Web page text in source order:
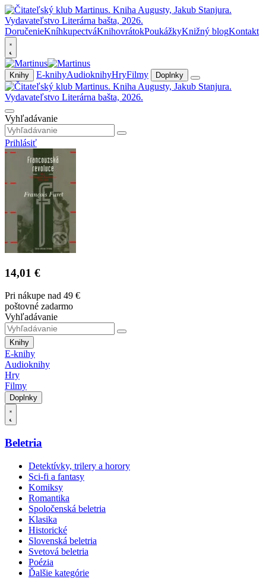
DoručenieKníhkupectváKnihovrátokPoukážkyKnižný blogKontakt
Knihy E-knihyAudioknihyHryFilmy Doplnky
Vyhľadávanie
Prihlásiť
14,01 €
Pri nákupe nad 49 €
poštovné zadarmo
Vyhľadávanie
Knihy
E-knihy
Audioknihy
Hry
Filmy
Doplnky
Beletria
Detektívky, trilery a horory
Sci-fi a fantasy
Komiksy
Romantika
Spoločenská beletria
Klasika
Historické
Slovenská beletria
Svetová beletria
Poézia
Ďalšie kategórie